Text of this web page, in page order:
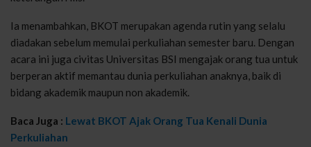
Ia menambahkan, BKOT merupakan agenda rutin yang selalu
diadakan sebelum memulai perkuliahan semester baru. Dengan
acara ini juga civitas Universitas BSI mengajak orang tua untuk
berperan aktif memantau dunia perkuliahan anaknya, baik di
bidang akademik maupun non akademik.
Baca Juga : Lewat BKOT Ajak Orang Tua Kenali Dunia
Perkuliahan